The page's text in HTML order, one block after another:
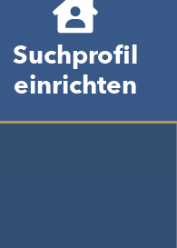
Suchprofil
einrichten